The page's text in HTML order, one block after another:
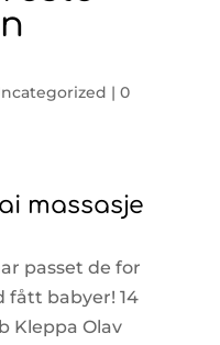
| 0
massasje
passet de for
fått babyer! 14
Kleppa Olav